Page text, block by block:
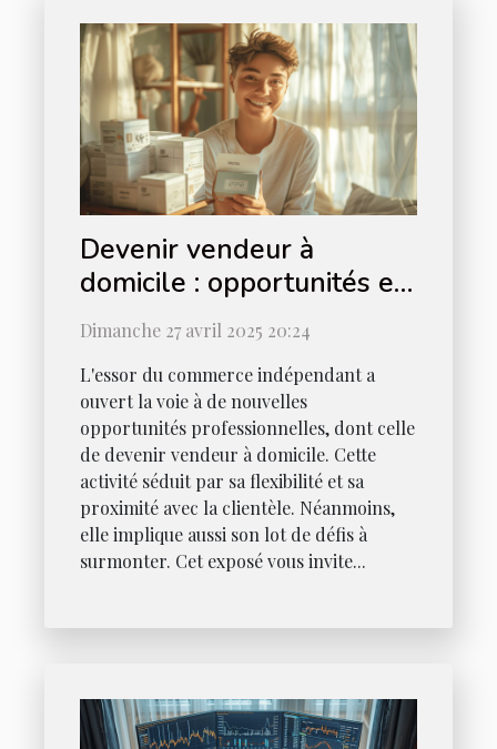
Devenir vendeur à
domicile : opportunités et
défis
Dimanche 27 avril 2025 20:24
L'essor du commerce indépendant a
ouvert la voie à de nouvelles
opportunités professionnelles, dont celle
de devenir vendeur à domicile. Cette
activité séduit par sa flexibilité et sa
proximité avec la clientèle. Néanmoins,
elle implique aussi son lot de défis à
surmonter. Cet exposé vous invite...